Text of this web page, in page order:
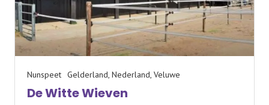
Nunspeet Gelderland, Nederland, Veluwe
De Witte Wieven